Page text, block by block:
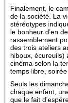
Finalement, le
de la société. La
stéréotypes
le bonheur d’en
rassemblement
des trois ateliers
hiboux, écureuils)
cinéma selon la
temps libre,
Seuls les
chaque enfant,
que le fait